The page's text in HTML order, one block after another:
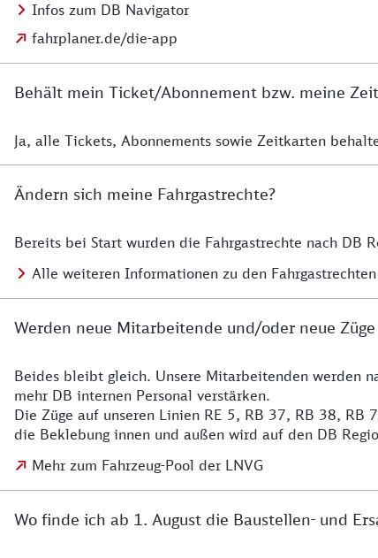
Infos zum DB Navigator
fahrplaner.de/die-app
Behält mein Ticket/Abonnement bzw. meine
Details zur Zeitkarte
Ja, alle Tickets, Abonnements sowie Zeitkarten
Ändern sich meine Fahrgastrechte?
Details zu Fahrgastrechten
Bereits bei Start wurden die Fahrgastrechte nach DB
Alle weiteren Informationen zu den Fahrgastrechten
Werden neue Mitarbeitende und/oder neue
Details zu den Mitarbeitenden
Beides bleibt gleich. Unsere Mitarbeitenden werden
mehr DB internen Personal verstärken.
Die Züge auf unseren Linien RE 5, RB 37, RB 38,
die Beklebung innen und außen wird auf den DB
Mehr zum Fahrzeug-Pool der LNVG
Wo finde ich ab 1. August die Baustellen- und